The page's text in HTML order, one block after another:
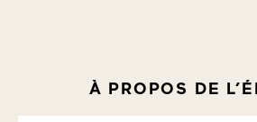
À PROPOS DE